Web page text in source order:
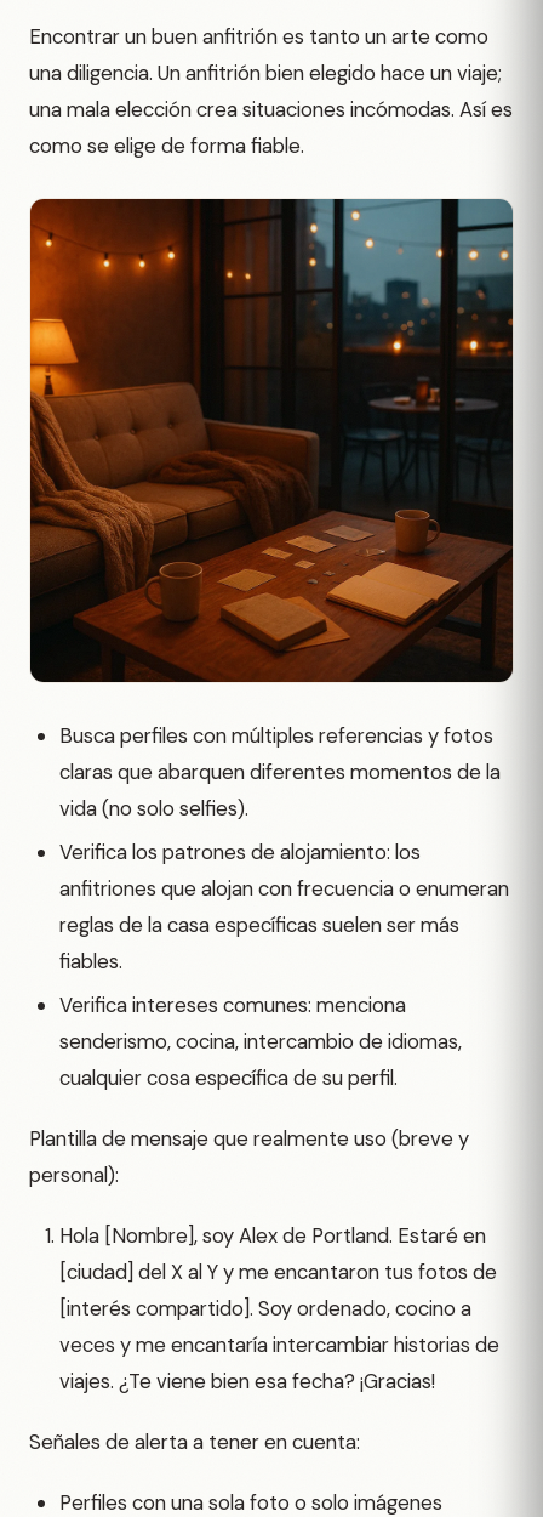
Encontrar un buen anfitrión es tanto un arte como
una diligencia. Un anfitrión bien elegido hace un viaje;
una mala elección crea situaciones incómodas. Así es
como se elige de forma fiable.
Busca perfiles con múltiples referencias y fotos
claras que abarquen diferentes momentos de la
vida (no solo selfies).
Verifica los patrones de alojamiento: los
anfitriones que alojan con frecuencia o enumeran
reglas de la casa específicas suelen ser más
fiables.
Verifica intereses comunes: menciona
senderismo, cocina, intercambio de idiomas,
cualquier cosa específica de su perfil.
Plantilla de mensaje que realmente uso (breve y
personal):
Hola [Nombre], soy Alex de Portland. Estaré en
[ciudad] del X al Y y me encantaron tus fotos de
[interés compartido]. Soy ordenado, cocino a
veces y me encantaría intercambiar historias de
viajes. ¿Te viene bien esa fecha? ¡Gracias!
Señales de alerta a tener en cuenta:
Perfiles con una sola foto o solo imágenes